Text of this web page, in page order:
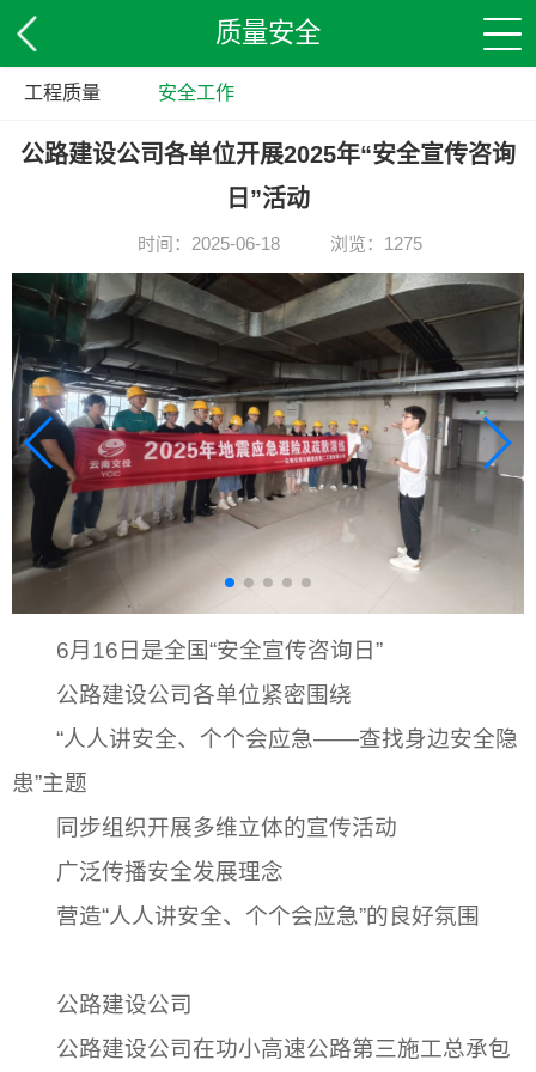
质量安全
工程质量 安全工作
公路建设公司各单位开展2025年“安全宣传咨询
日”活动
时间：2025-06-18 浏览：1275
6月16日是全国“安全宣传咨询日”
公路建设公司各单位紧密围绕
“人人讲安全、个个会应急——查找身边安全隐
患”主题
同步组织开展多维立体的宣传活动
广泛传播安全发展理念
营造“人人讲安全、个个会应急”的良好氛围
公路建设公司
公路建设公司在功小高速公路第三施工总承包